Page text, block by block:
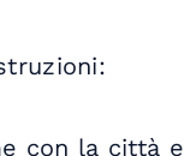
con la città